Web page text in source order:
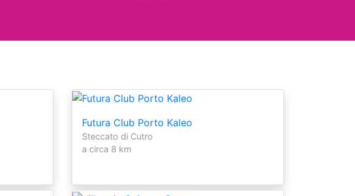
Futura Club Porto Kaleo
Steccato di Cutro
a circa 8 km